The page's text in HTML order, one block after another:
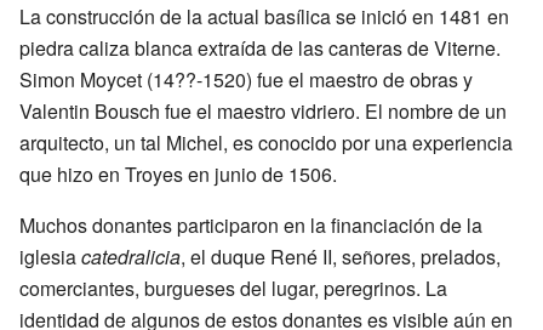
La construcción de la actual basílica se inició en 1481 en
piedra caliza blanca extraída de las canteras de Viterne.
Simon Moycet (14??-1520) fue el maestro de obras y
Valentin Bousch fue el maestro vidriero. El nombre de un
arquitecto, un tal Michel, es conocido por una experiencia
que hizo en Troyes en junio de 1506.
Muchos donantes participaron en la financiación de la
iglesiacatedralicia, el duque René II, señores, prelados,
comerciantes, burgueses del lugar, peregrinos. La
identidad de algunos de estos donantes es visible aún en